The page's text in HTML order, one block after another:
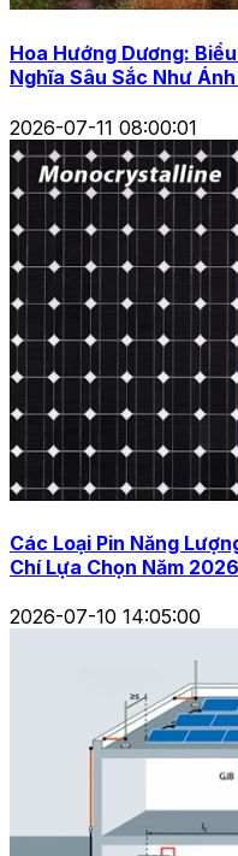
Hoa Hướng Dương:
Nghĩa Sâu Sắc Như
2026-07-11 08:00:01
Các Loại Pin Năng
Chí Lựa Chọn Năm 2026
2026-07-10 14:05:00